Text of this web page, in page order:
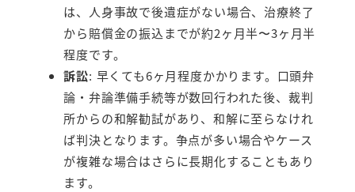
は、人身事故で後遺症がない場合、治療終了
から賠償金の振込までが約2ヶ月半〜3ヶ月半
程度です。
訴訟: 早くても6ヶ月程度かかります。口頭弁
論・弁論準備手続等が数回行われた後、裁判
所からの和解勧試があり、和解に至らなけれ
ば判決となります。争点が多い場合やケース
が複雑な場合はさらに長期化することもあり
ます。